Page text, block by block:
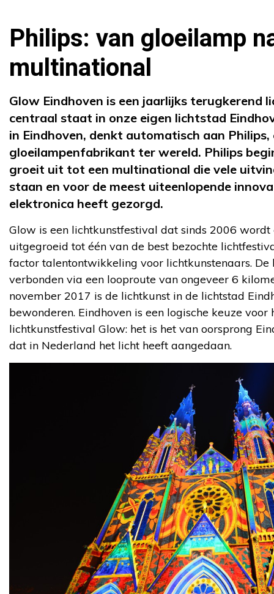
Philips: van gloeilamp
multinational
Glow Eindhoven is een jaarlijks
centraal staat in onze eigen lichtstad
in Eindhoven, denkt automatisch aan
gloeilampenfabrikant ter wereld. Philips
groeit uit tot een multinational die vele
staan en voor de meest uiteenlopende
elektronica heeft gezorgd.
Glow is een lichtkunstfestival dat sinds 2006 wordt
uitgegroeid tot één van de best bezochte
factor talentontwikkeling voor lichtkunstenaars.
verbonden via een looproute van ongeveer 6
november 2017 is de lichtkunst in de lichtstad
bewonderen. Eindhoven is een logische keuze voor
lichtkunstfestival Glow: het is het van oorsprong
dat in Nederland het licht heeft aangedaan.